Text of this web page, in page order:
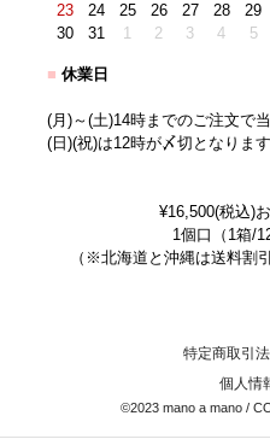
23
24 25 26 27 28
29
30
31 1 2 3 4 5
■ 休業日
(月)～(土)14時までのご注文で
(日)(祝)は12時が〆切となります
¥16,500(税込)
1個口（1箱/
（※北海道と沖縄は送料割
特定商取引
個人情
©2023 mano a mano /